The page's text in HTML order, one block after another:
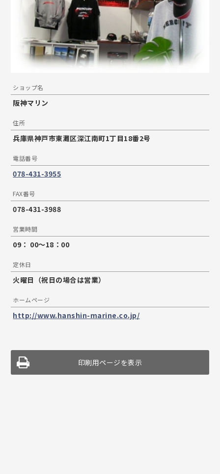
ショップ名
阪神マリン
住所
兵庫県神戸市東灘区深江南町1丁目18番2号
電話番号
078-431-3955
FAX番号
078-431-3988
営業時間
09： 00〜18：00
定休日
火曜日（祝日の場合は営業）
ホームページ
http://www.hanshin-marine.co.jp/
印刷用ページを表示